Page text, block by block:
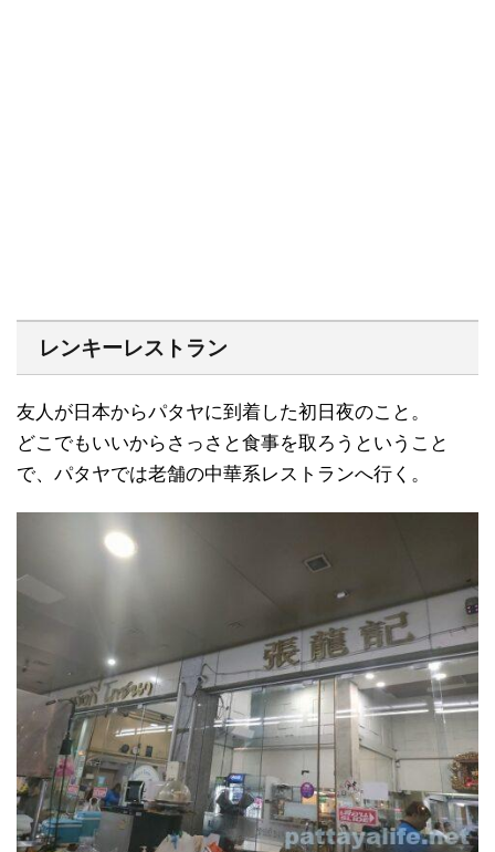
レンキーレストラン
友人が日本からパタヤに到着した初日夜のこと。
どこでもいいからさっさと食事を取ろうということ
で、パタヤでは老舗の中華系レストランへ行く。